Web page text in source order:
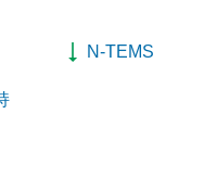
N-TEMS